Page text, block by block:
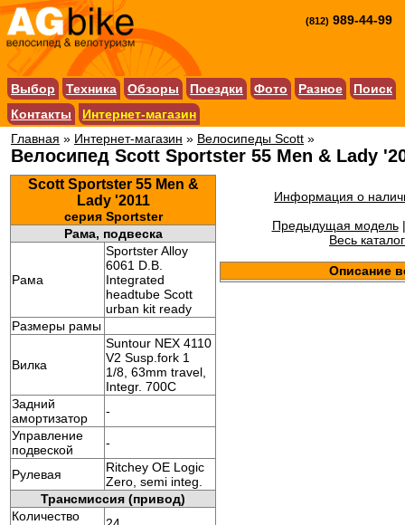
(812) 989-44-99
Выбор Техника Обзоры Поездки Фото Разное
Поиск
Контакты
Интернет-магазин
Главная » Интернет-магазин » Велосипеды Scott »
Велосипед Scott Sportster 55 Men & Lady
Scott Sportster 55 Men &
Lady '2011
серия Sportster
Рама, подвеска
Рама
Sportster Alloy
6061 D.B.
Integrated
headtube Scott
urban kit ready
Размеры рамы
Вилка
Suntour NEX 4110
V2 Susp.fork 1
1/8, 63mm travel,
Integr. 700C
Задний
амортизатор
-
Управление
подвеской
-
Рулевая
Ritchey OE Logic
Zero, semi integ.
Трансмиссия (привод)
Количество
Информация о
Предыдущая модель
Весь
Описание